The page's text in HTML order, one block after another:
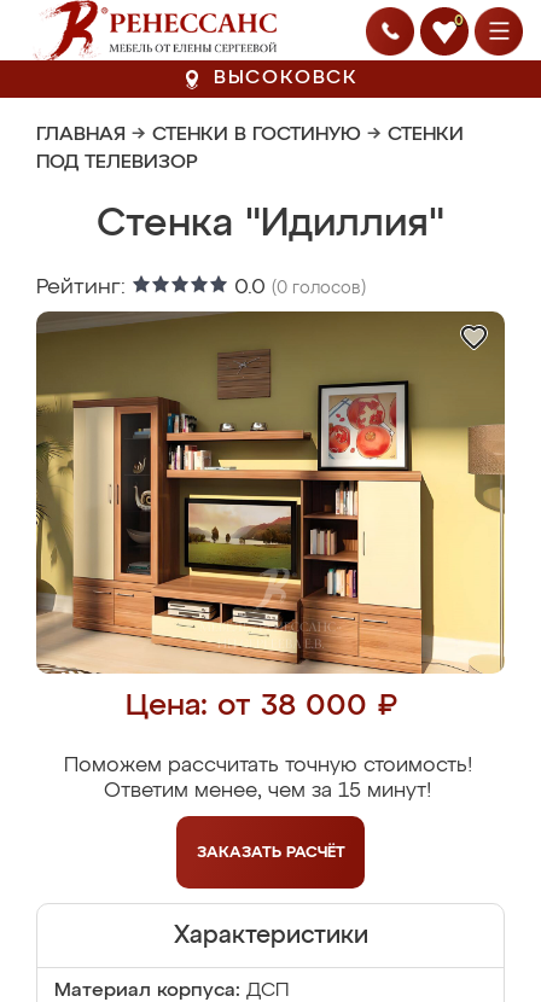
0
ВЫСОКОВСК
ГЛАВНАЯ → СТЕНКИ В ГОСТИНУЮ → СТЕНКИ
ПОД ТЕЛЕВИЗОР
Стенка "Идиллия"
Рейтинг: 0.0 (0 голосов)
Цена: от 38 000 ₽
Поможем рассчитать точную стоимость!
Ответим менее, чем за 15 минут!
ЗАКАЗАТЬ РАСЧЁТ
Характеристики
Материал корпуса: ДСП